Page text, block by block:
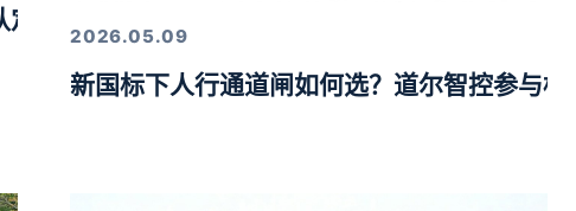
，以硬核技术筑牢行业标杆
2026.05.09
新国标下人行通道闸如何选？道尔智控参与